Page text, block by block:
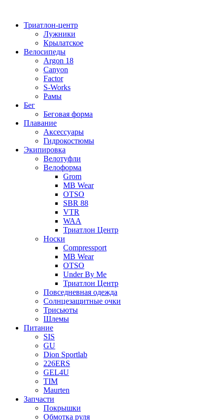
содержимому
Триатлон-центр
Лужники
Крылатское
Велосипеды
Argon 18
Canyon
Factor
S-Works
Рамы
Бег
Беговая форма
Плавание
Аксессуары
Гидрокостюмы
Экипировка
Велотуфли
Велоформа
Grom
MB Wear
OTSO
SBR 88
VTR
WAA
Триатлон Центр
Носки
Compressport
MB Wear
OTSO
Under By Me
Триатлон Центр
Повседневная одежда
Солнцезащитные очки
Трисьюты
Шлемы
Питание
SIS
GU
Dion Sportlab
226ERS
GEL4U
TIM
Maurten
Запчасти
Покрышки
Обмотка руля